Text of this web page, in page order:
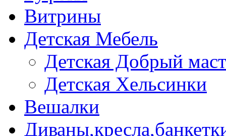
Витрины
Детская Мебель
Детская Добрый
Детская Хельсинки
Вешалки